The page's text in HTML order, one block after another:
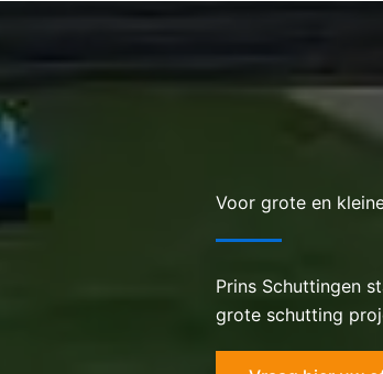
Voor grote en
Prins Schuttingen
grote schutting